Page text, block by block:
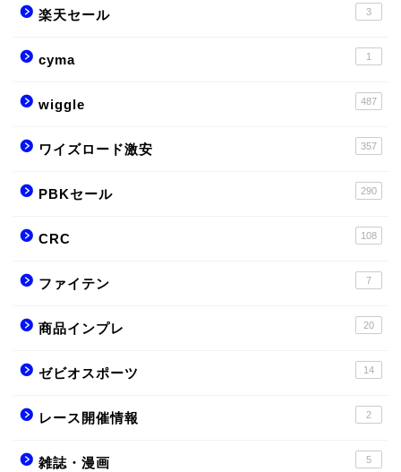
楽天セール 3
cyma 1
wiggle 487
ワイズロード激安 357
PBKセール 290
CRC 108
ファイテン 7
商品インプレ 20
ゼビオスポーツ 14
レース開催情報 2
雑誌・漫画 5